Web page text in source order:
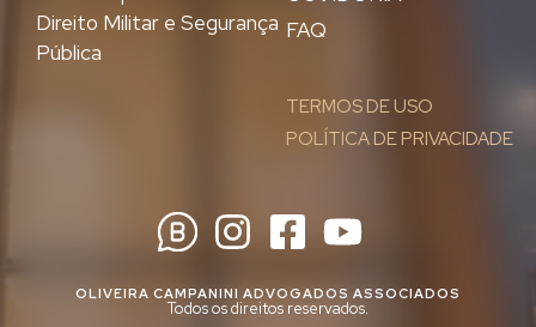
FAQ
TERMOS DE USO
POLÍTICA DE PRIVACIDADE
Direito Militar e Segurança
Pública
OLIVEIRA CAMPANINI ADVOGADOS ASSOCIADOS
Todos os direitos reservados.